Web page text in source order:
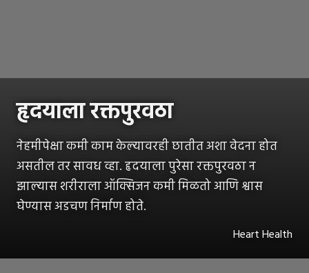
हृदयाला रक्तपुरवठा
नेहमीपेक्षा कमी काम केल्यावरही छातीत अशा वेदना होत
असतील तर सावध व्हा. हृदयाला पुरेसा रक्तपुरवठा न
झाल्यास शरीराला ऑक्सिजन कमी मिळतो आणि श्वास
घेण्यास अडचण निर्माण होते.
Heart Health